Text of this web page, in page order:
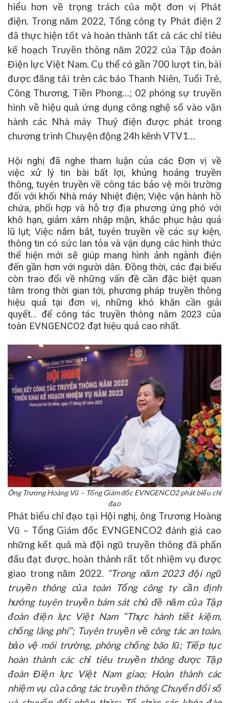
hiểu hơn về trọng trách của một đơn vị Phát
điện. Trong năm 2022, Tổng công ty Phát điện 2
đã thực hiện tốt và hoàn thành tất cả các chỉ tiêu
kế hoạch Truyền thông năm 2022 của Tập đoàn
Điện lực Việt Nam. Cụ thể có gần 700 lượt tin, bài
được đăng tải trên các báo Thanh Niên, Tuổi Trẻ,
Công Thương, Tiền Phong…; 02 phóng sự truyền
hình về hiệu quả ứng dụng công nghệ số vào vận
hành các Nhà máy Thuỷ điện được phát trong
chương trình Chuyện động 24h kênh VTV1…
Hội nghị đã nghe tham luận của các Đơn vị về
việc xử lý tin bài bất lợi, khủng hoảng truyền
thông, tuyên truyền về công tác bảo vệ môi trường
đối với khối Nhà máy Nhiệt điện; Việc vận hành hồ
chứa, phối hợp và hỗ trợ địa phương ứng phó với
khô hạn, giảm xâm nhập mặn, khắc phục hậu quả
lũ lụt; Việc nắm bắt, tuyên truyền về các sự kiện,
thông tin có sức lan tỏa và vận dụng các hình thức
thể hiện mới sẽ giúp mang hình ảnh ngành điện
đến gần hơn với người dân. Đồng thời, các đại biểu
còn trao đổi về những vấn đề cần đặc biệt quan
tâm trong thời gian tới, phương pháp truyền thông
hiệu quả tại đơn vị, những khó khăn cần giải
quyết… để công tác truyền thông năm 2023 của
toàn EVNGENCO2 đạt hiệu quả cao nhất.
Ông Trương Hoàng Vũ – Tổng Giám đốc EVNGENCO2 phát biểu chỉ
đạo
Phát biểu chỉ đạo tại Hội nghị, ông Trương Hoàng
Vũ – Tổng Giám đốc EVNGENCO2 đánh giá cao
những kết quả mà đội ngũ truyền thông đã phấn
đấu đạt được, hoàn thành rất tốt nhiệm vụ được
giao trong năm 2022. “Trong năm 2023 đội ngũ
truyền thông của toàn Tổng công ty cần định
hướng tuyên truyền bám sát chủ đề năm của Tập
đoàn điện lực Việt Nam “Thực hành tiết kiệm,
chống lãng phí”; Tuyên truyền về công tác an toàn,
bảo vệ môi trường, phòng chống bão lũ; Tiếp tục
hoàn thành các chỉ tiêu truyền thông được Tập
đoàn Điện lực Việt Nam giao; Hoàn thành các
nhiệm vụ của công tác truyền thông Chuyển đổi số